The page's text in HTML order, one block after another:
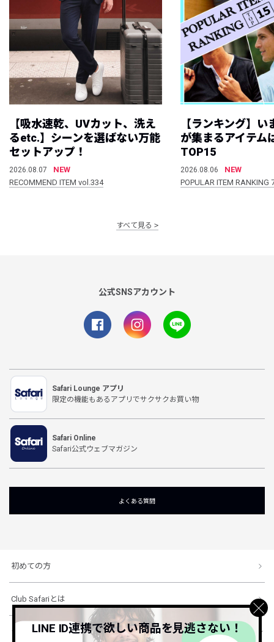
【吸水速乾、UVカット、洗え
るetc.】シーンを選ばない万能
セットアップ！
2026.08.07
NEW
RECOMMEND ITEM vol.334
【ランキング】
が集まるアイテム
TOP15
2026.08.06
NEW
POPULAR ITEM
すべて見る
公式SNSアカウント
Safari Lounge アプリ
限定の機能もあるアプリでサクサクお買い物
Safari Online
Safari公式ウェブマガジン
よくある質問
初めての方
Club Safariとは
ショッピングガイド
LINE ID連携で欲しい商品を見逃さない！